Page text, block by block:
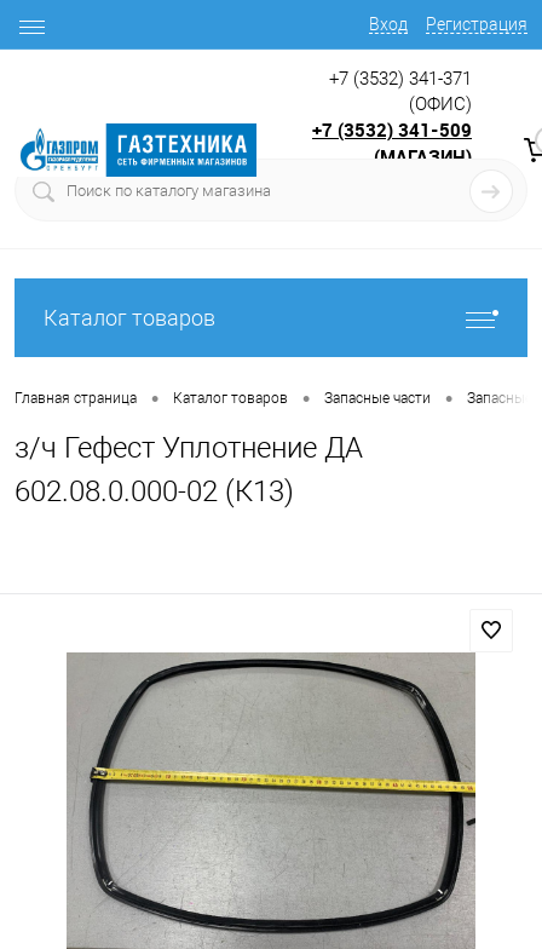
Вход Регистрация
+7 (3532) 341-371
(ОФИС)
+7 (3532) 341-509
(МАГАЗИН)
Каталог товаров
Главная страница • Каталог товаров • Запасные части • Запасные
з/ч Гефест Уплотнение ДА
602.08.0.000-02 (К13)